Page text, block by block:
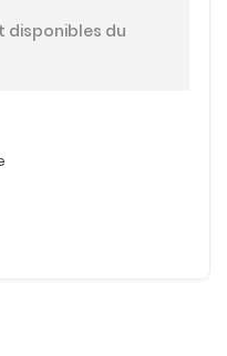
disponibles du